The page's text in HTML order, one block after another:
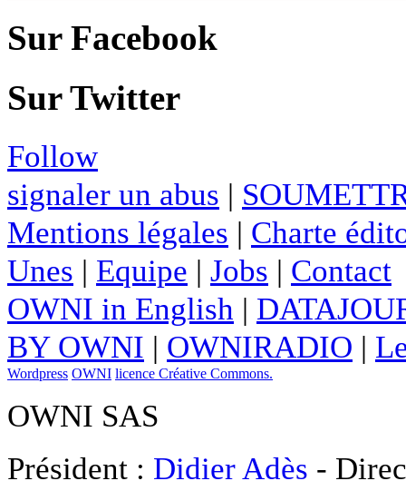
Sur Facebook
Sur Twitter
Follow
signaler un abus |
Mentions légales | Charte
Unes | Equipe | Jobs | Contact
OWNI in English |
BY OWNI | OWNIRADIO |
Wordpress OWNI licence Créative Commons.
OWNI SAS
Président : Didier Adès -